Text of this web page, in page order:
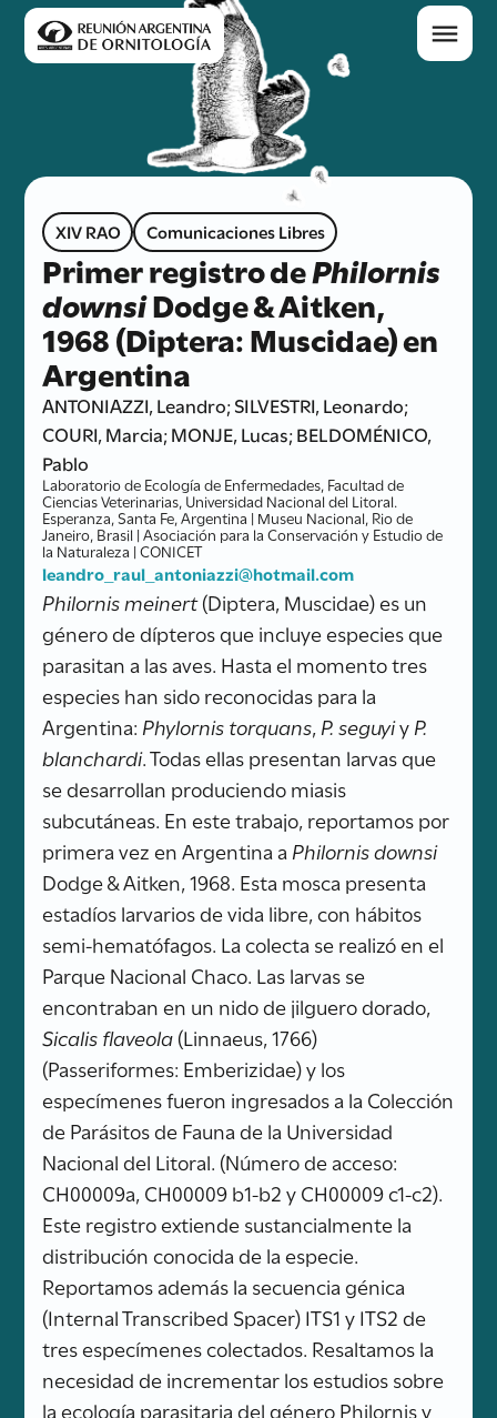
XIV RAO Comunicaciones Libres
Primer registro dePhilornis
downsiDodge & Aitken,
1968 (Diptera: Muscidae) en
Argentina
ANTONIAZZI, Leandro; SILVESTRI, Leonardo;
COURI, Marcia; MONJE, Lucas; BELDOMÉNICO,
Pablo
Laboratorio de Ecología de Enfermedades, Facultad de
Ciencias Veterinarias, Universidad Nacional del Litoral.
Esperanza, Santa Fe, Argentina | Museu Nacional, Rio de
Janeiro, Brasil | Asociación para la Conservación y Estudio de
la Naturaleza | CONICET
leandro_raul_antoniazzi@hotmail.com
Philornis meinert(Diptera, Muscidae) es un
género de dípteros que incluye especies que
parasitan a las aves. Hasta el momento tres
especies han sido reconocidas para la
Argentina: Phylornis torquans,P. seguyiyP.
blanchardi. Todas ellas presentan larvas que
se desarrollan produciendo miasis
subcutáneas. En este trabajo, reportamos por
primera vez en Argentina a Philornis downsi
Dodge & Aitken, 1968. Esta mosca presenta
estadíos larvarios de vida libre, con hábitos
semi-hematófagos. La colecta se realizó en el
Parque Nacional Chaco. Las larvas se
encontraban en un nido de jilguero dorado,
Sicalis flaveola(Linnaeus, 1766)
(Passeriformes: Emberizidae) y los
especímenes fueron ingresados a la Colección
de Parásitos de Fauna de la Universidad
Nacional del Litoral. (Número de acceso:
CH00009a, CH00009 b1-b2 y CH00009 c1-c2).
Este registro extiende sustancialmente la
distribución conocida de la especie.
Reportamos además la secuencia génica
(Internal Transcribed Spacer) ITS1 y ITS2 de
tres especímenes colectados. Resaltamos la
necesidad de incrementar los estudios sobre
la ecología parasitaria del género Philornis y